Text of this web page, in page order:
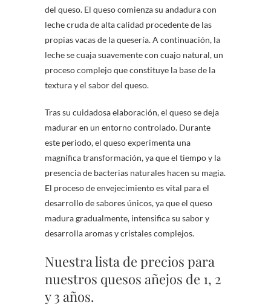
del queso. El queso comienza su andadura con
leche cruda de alta calidad procedente de las
propias vacas de la quesería. A continuación, la
leche se cuaja suavemente con cuajo natural, un
proceso complejo que constituye la base de la
textura y el sabor del queso.
Tras su cuidadosa elaboración, el queso se deja
madurar en un entorno controlado. Durante
este periodo, el queso experimenta una
magnífica transformación, ya que el tiempo y la
presencia de bacterias naturales hacen su magia.
El proceso de envejecimiento es vital para el
desarrollo de sabores únicos, ya que el queso
madura gradualmente, intensifica su sabor y
desarrolla aromas y cristales complejos.
Nuestra lista de precios para
nuestros quesos añejos de 1, 2
y 3 años.